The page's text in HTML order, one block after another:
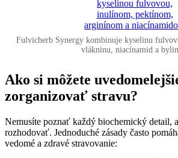
Fulvicherb Synergy kombinuje kyselinu
vlákninu, niacínamid a
Ako si môžete
zorganizovať stravu?
Nemusíte poznať každý biochemický detail,
rozhodovať. Jednoduché zásady často
vedomé a zdravé stravovanie: